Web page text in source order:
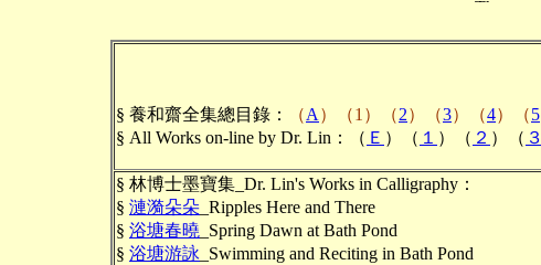
§ 養和齋全集總目錄： （A ）（1）（2）（3）（4）（5
§ All Works on-line by Dr. Lin：（ Ｅ ）（ １ ）（ ２ ）（ ３
§ 林博士墨寶集_Dr. Lin's Works in Calligraphy：
§ 漣漪朵朵 _Ripples Here and There
§ 浴塘春曉 _Spring Dawn at Bath Pond
§ 浴塘游詠 _Swimming and Reciting in Bath Pond